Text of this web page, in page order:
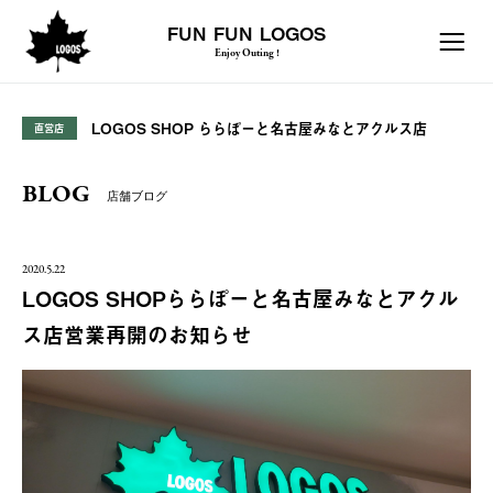
FUN FUN LOGOS
Enjoy Outing !
直営店 LOGOS SHOP ららぽーと名古屋みなとアクルス店
BLOG 店舗ブログ
2020.5.22
LOGOS SHOPららぽーと名古屋みなとアクル
ス店営業再開のお知らせ